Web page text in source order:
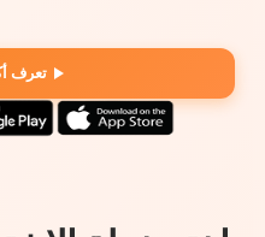
تعرف